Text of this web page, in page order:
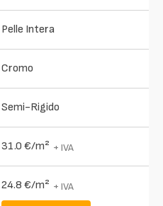
Pelle Intera
Cromo
Semi-Rigido
31.0 €/m² + IVA
24.8 €/m² + IVA